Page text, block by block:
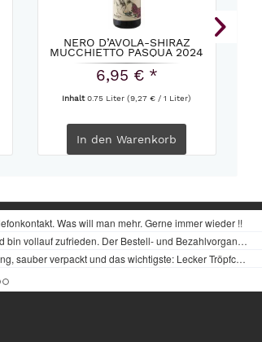
NERO D’AVOLA-SHIRAZ
MUCCHIETTO PASQUA 2024
6,95 € *
Inhalt0.75 Liter(9,27 € / 1 Liter)
In den Warenkorb